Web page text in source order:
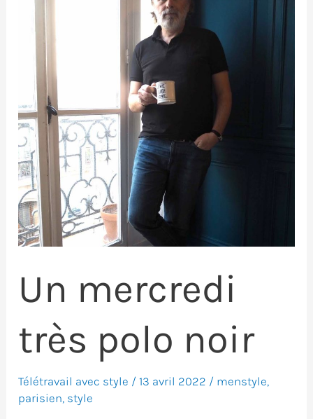
Un mercredi
très polo noir
Télétravail avec style /13 avril 2022 / menstyle,
parisien, style